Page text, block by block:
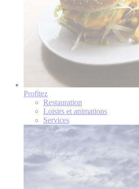
Profitez
Restauration
Loisirs et animations
Services